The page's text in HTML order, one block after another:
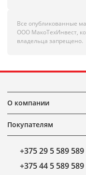
Все опубликованные
ООО МакоТехИнвест,
владельца запрещено.
О компании
Покупателям
+375 29 5 589 589
+375 44 5 589 589